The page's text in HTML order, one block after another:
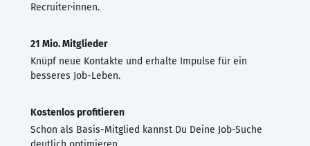
Recruiter·innen.
21 Mio. Mitglieder
Knüpf neue Kontakte und erhalte Impulse für ein
besseres Job-Leben.
Kostenlos profitieren
Schon als Basis-Mitglied kannst Du Deine Job-Suche